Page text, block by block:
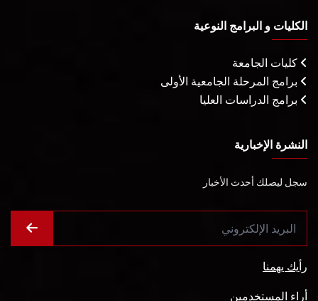
الكليات و البرامج النوعية
كليات الجامعة
برامج المرحلة الجامعية الأولى
برامج الدراسات العليا
النشرة الإخبارية
سجل ليصلك أحدث الأخبار
رأيك يهمنا
أراء المستخدمين